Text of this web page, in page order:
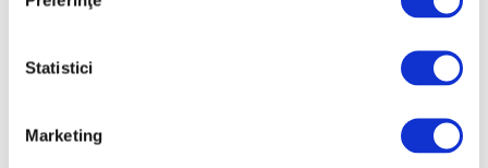
Statistici
Marketing
Articole recente